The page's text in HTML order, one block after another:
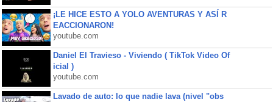
¡LE HICE ESTO A YOLO AVENTURAS Y ASÍ R
EACCIONARON!
youtube.com
Daniel El Travieso - Viviendo ( TikTok Video Of
icial )
youtube.com
Lavado de auto: lo que nadie lava (nivel "obs